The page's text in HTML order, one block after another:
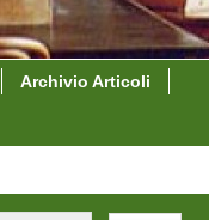
Archivio Articoli